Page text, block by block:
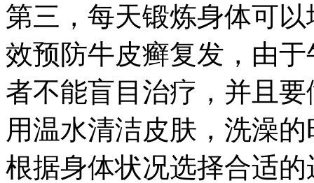
第三，每天锻炼身体可
效预防牛皮癣复发，由
者不能盲目治疗，并且
用温水清洁皮肤，洗澡
根据身体状况选择合适